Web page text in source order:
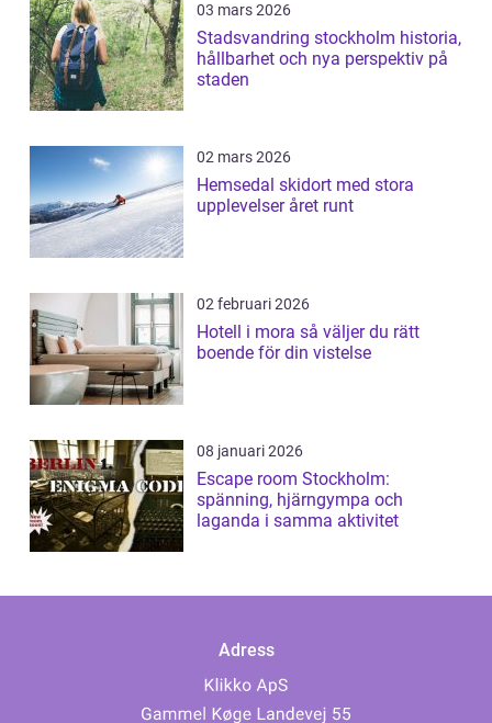
03 mars 2026
Stadsvandring stockholm historia,
hållbarhet och nya perspektiv på
staden
02 mars 2026
Hemsedal skidort med stora
upplevelser året runt
02 februari 2026
Hotell i mora så väljer du rätt
boende för din vistelse
08 januari 2026
Escape room Stockholm:
spänning, hjärngympa och
laganda i samma aktivitet
Adress